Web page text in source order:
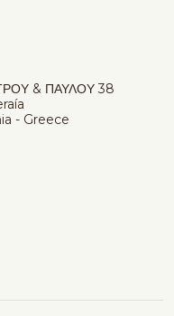
& ΠΑΥΛΟΥ 38
- Greece